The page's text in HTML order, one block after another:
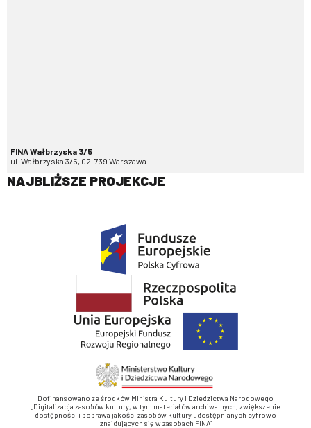
FINA Wałbrzyska 3/5
ul. Wałbrzyska 3/5, 02-739 Warszawa
NAJBLIŻSZE PROJEKCJE
Dofinansowano ze środków Ministra Kultury i Dziedzictwa Narodowego
„Digitalizacja zasobów kultury, w tym materiałów archiwalnych, zwiększenie
dostępności i poprawa jakości zasobów kultury udostępnianych cyfrowo
znajdujących się w zasobach FINA”